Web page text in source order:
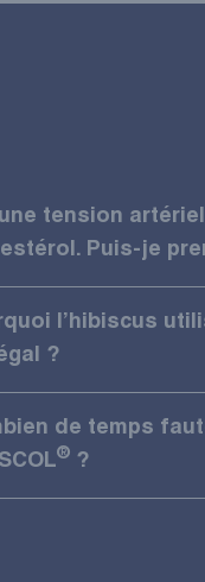
une tension
Puis-je
l’hibiscus
?
de temps
® ?